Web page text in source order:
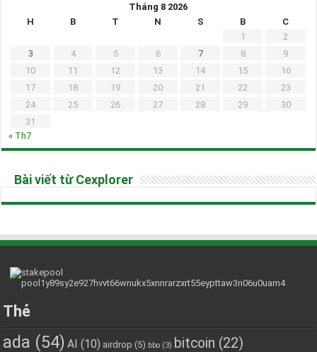
Tháng 8 2026
H
B T N S B
C
1
2
3
4 5 6 7 8
9
10
11 12 13 14 15
16
17
18 19 20 21 22
23
24
25 26 27 28 29
30
31
« Th7
Bài viết từ Cexplorer
Thẻ
ada (54) AI (10) airdrop (5) bbo (3) bitcoin (22)